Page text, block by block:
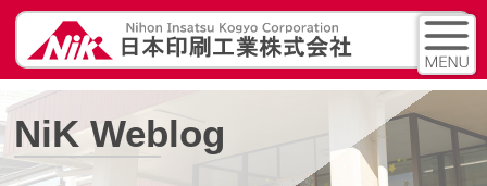
NiK Weblog